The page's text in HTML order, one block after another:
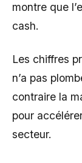
montre que
cash.
Les chiffres
n’a pas
contraire la
pour
secteur.